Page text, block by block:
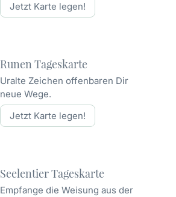
Jetzt Karte legen!
Runen Tageskarte
Uralte Zeichen offenbaren Dir
neue Wege.
Jetzt Karte legen!
Seelentier Tageskarte
Empfange die Weisung aus der